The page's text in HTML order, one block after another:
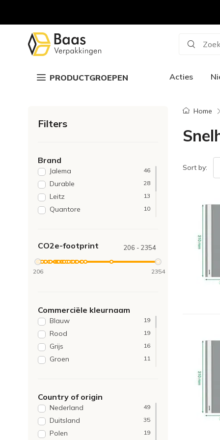
PRODUCTGROEPEN Acties
Filters
Brand
Jalema 46
Durable 28
Leitz 13
Quantore 10
Djois 3
Oxford 2
CO2e-footprint 206 - 2354
206 2354
Commerciële kleurnaam
Blauw 19
Rood 19
Grijs 16
Groen 11
Geel
Chamois 4
Assorti 1
Donkerblauw 1
Country of origin
Nederland 49
Duitsland 35
Polen 19
Home
Sort by: